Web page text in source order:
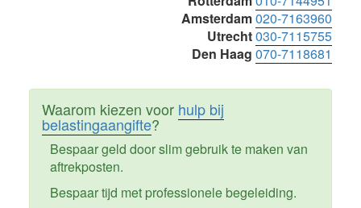
Amsterdam020-7163960
Utrecht030-7115755
Den Haag 070-7118681
Waarom kiezen voor hulp bij
belastingaangifte?
Bespaar geld door slim gebruik te maken van
aftrekposten.
Bespaar tijd met professionele begeleiding.